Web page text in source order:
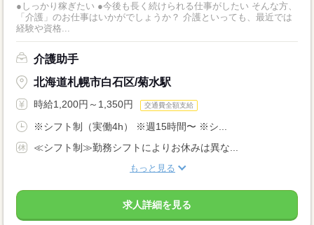
●しっかり稼ぎたい ●今後も長く続けられる仕事がしたい そんな方、
「介護」のお仕事はいかがでしょうか？ 介護といっても、最近では
経験や資格...
介護助手
北海道札幌市白石区/菊水駅
時給1,200円～1,350円 交通費全額支給
※シフト制（実働4h） ※週15時間〜 ※シ...
≪シフト制≫勤務シフトによりお休みは異な...
もっと見る
求人詳細を見る